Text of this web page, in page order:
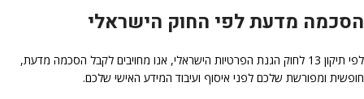
הסכמה מדעת לפי החוק הישראלי
לפי תיקון 13 לחוק הגנת הפרטיות הישראלי, אנו מחויבים לקבל הסכמה מדעת,
חופשית ומפורשת שלכם לפני איסוף ועיבוד המידע האישי שלכם.